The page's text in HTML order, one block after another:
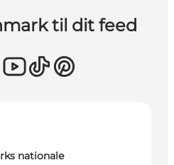
til dit feed
nationale